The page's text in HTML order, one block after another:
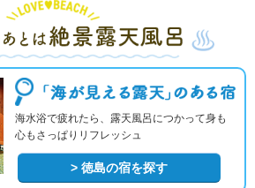
海水浴で疲れたら、露天風呂につかって身も
心もさっぱりリフレッシュ
> 徳島の宿を探す